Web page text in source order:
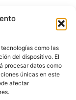
como las
del dispositivo. El
procesar datos como
únicas en este
afectar
y vehículos
9,8%
el